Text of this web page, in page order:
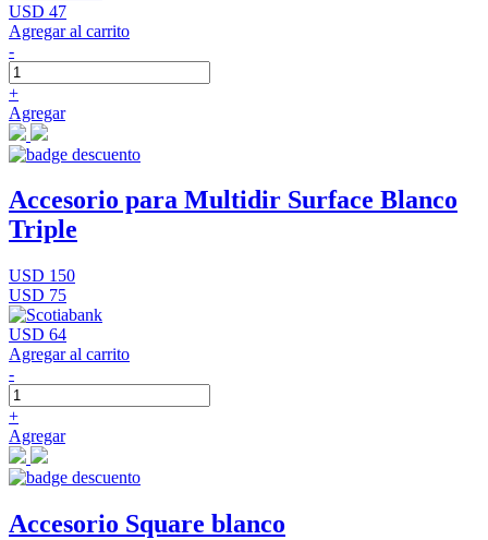
USD 47
Agregar al carrito
-
+
Agregar
Accesorio para Multidir Surface Blanco
Triple
USD 150
USD 75
USD 64
Agregar al carrito
-
+
Agregar
Accesorio Square blanco